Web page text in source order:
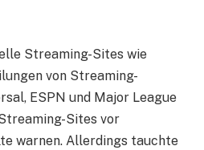
Streaming-Sites wie
von Streaming-
ESPN und Major League
Sites vor
warnen. Allerdings tauchte